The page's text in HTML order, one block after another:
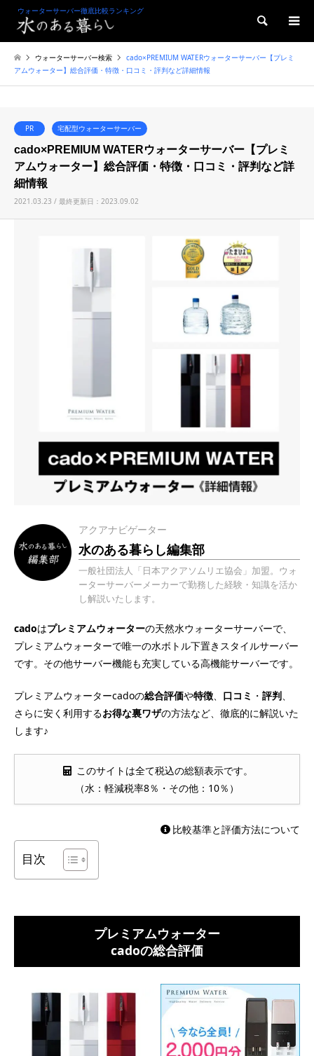
ウォーターサーバー徹底比較ランキング
検索
ウォーターサーバー検索
cado×PREMIUM WATERウォーターサーバー【プレミ
アムウォーター】総合評価・特徴・口コミ・評判など詳細情報
PR 宅配型ウォーターサーバー
cado×PREMIUM WATERウォーターサーバー【プレミ
アムウォーター】総合評価・特徴・口コミ・評判など詳
細情報
2021.03.23 / 最終更新日：2023.09.02
アクアナビゲーター
水のある暮らし編集部
一般社団法人「日本アクアソムリエ協会」加盟。ウォ
ーターサーバーメーカーで勤務した経験・知識を活か
し解説いたします。
cadoはプレミアムウォーターの天然水ウォーターサーバーで、
プレミアムウォーターで唯一の水ボトル下置きスタイルサーバー
です。その他サーバー機能も充実している高機能サーバーです。
プレミアムウォーターcadoの総合評価や特徴 口コミ ・ 評判
さらに安く利用するお得な裏ワザの方法など、徹底的に解説いた
します♪
このサイトは全て税込の総額表示です。
（水：軽減税率8％・その他：10％）
比較基準と評価方法について
目次
プレミアムウォーター
cadoの総合評価